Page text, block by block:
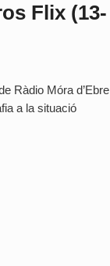
Flix (13-
Ràdio Móra d’Ebre
a la situació